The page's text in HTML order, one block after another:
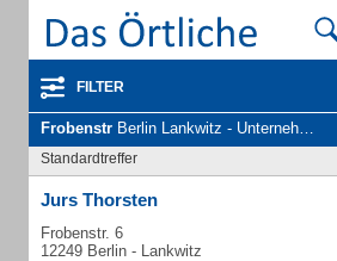
FILTER
Frobenstr Berlin Lankwitz - Unternehmen und Personen
Standardtreffer
Jurs Thorsten
Frobenstr. 6
12249 Berlin - Lankwitz